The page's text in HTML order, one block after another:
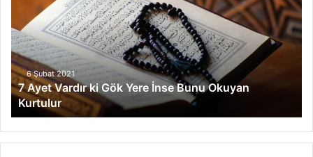
Gök
Yere
İnse
Bunu
Okuyan
Kurtulur
6 Şubat 2021
7 Ayet Vardır ki Gök Yere İnse Bunu Okuyan
Kurtulur